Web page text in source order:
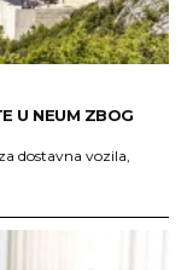
U NEUM ZBOG
dostavna vozila,